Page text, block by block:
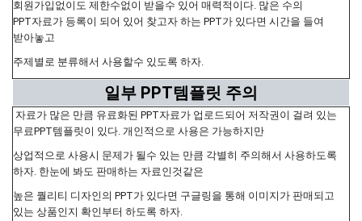
회원가입없이도 제한수없이 받을수 있어 매력적이다. 많은 수의
PPT자료가 등록이 되어 있어 찾고자 하는 PPT가 있다면 시간을 들여
받아놓고
주제별로 분류해서 사용할수 있도록 하자.
일부 PPT템플릿 주의
자료가 많은 만큼 유료화된 PPT자료가 업로드되어 저작권이 걸려 있는
무료PPT템플릿이 있다. 개인적으로 사용은 가능하지만
상업적으로 사용시 문제가 될수 있는 만큼 각별히 주의해서 사용하도록
하자. 한눈에 봐도 판매하는 자료인것같은
높은 퀄리티 디자인의 PPT가 있다면 구글링을 통해 이미지가 판매되고
있는 상품인지 확인부터 하도록 하자.